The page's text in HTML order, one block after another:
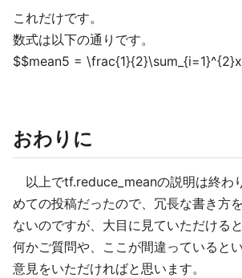
これだけです。
数式は以下の通りです。
$$mean5 =
おわりに
以上でtf.reduce_meanの説明は終わ
めての投稿だったので、冗長な書き方
ないのですが、大目に見ていただけると
何かご質問や、ここが間違っていると
意見をいただければと思います。